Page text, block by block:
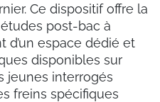
Ce dispositif offre la
post-bac à
d’un espace dédié et
disponibles sur
jeunes interrogés
freins spécifiques